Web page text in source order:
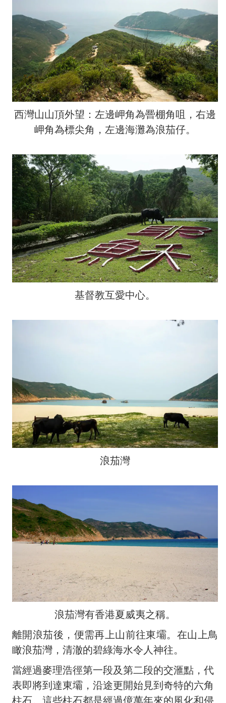
西灣山山頂外望：左邊岬角為罾棚角咀，右邊
岬角為標尖角，左邊海灘為浪茄仔。
基督教互愛中心。
浪茄灣
浪茄灣有香港夏威夷之稱。
離開浪茄後，便需再上山前往東壩。在山上鳥
瞰浪茄灣，清澈的碧綠海水令人神往。
當經過麥理浩徑第一段及第二段的交滙點，代
表即將到達東壩，沿途更開始見到奇特的六角
柱石。這些柱石都是經過億萬年來的風化和侵